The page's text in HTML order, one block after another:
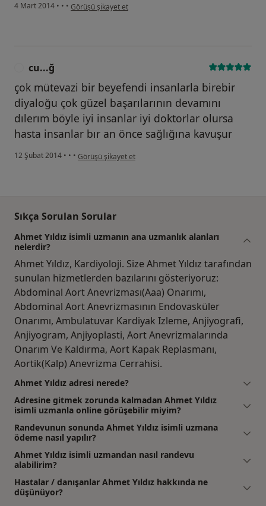
4 Mart 2014 • • • kullanıcının görüşüne göre er...a
Görüşü şikayet et
cu...ğ
çok mütevazi bir beyefendi insanlarla birebir
diyaloğu çok güzel başarılarının devamını
dılerım böyle iyi insanlar iyi doktorlar olursa
hasta insanlar bır an önce sağlığına kavuşur
12 Şubat 2014 • • • kullanıcının görüşüne göre cu...ğ
Görüşü şikayet et
Sıkça Sorulan Sorular
Ahmet Yıldız isimli uzmanın ana uzmanlık alanları
nelerdir?
Ahmet Yıldız, Kardiyoloji. Size Ahmet Yıldız tarafından
sunulan hizmetlerden bazılarını gösteriyoruz:
Abdominal Aort Anevrizması(Aaa) Onarımı,
Abdominal Aort Anevrizmasının Endovasküler
Onarımı, Ambulatuvar Kardiyak Izleme, Anjiyografi,
Anjiyogram, Anjiyoplasti, Aort Anevrizmalarında
Onarım Ve Kaldırma, Aort Kapak Replasmanı,
Aortik(Kalp) Anevrizma Cerrahisi.
Ahmet Yıldız adresi nerede?
Adresine gitmek zorunda kalmadan Ahmet Yıldız
isimli uzmanla online görüşebilir miyim?
Randevunun sonunda Ahmet Yıldız isimli uzmana
ödeme nasıl yapılır?
Ahmet Yıldız isimli uzmandan nasıl randevu
alabilirim?
Hastalar / danışanlar Ahmet Yıldız hakkında ne
düşünüyor?